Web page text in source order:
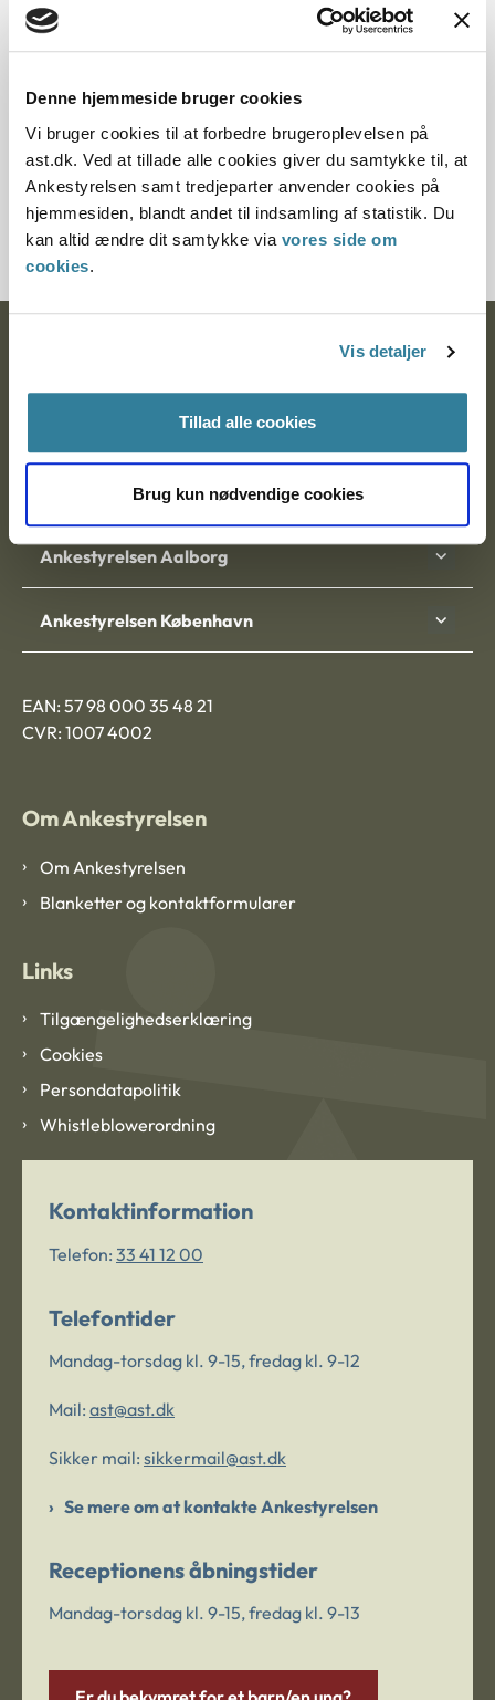
Denne hjemmeside bruger cookies
Vi bruger cookies til at forbedre brugeroplevelsen på
ast.dk. Ved at tillade alle cookies giver du samtykke til, at
Ankestyrelsen samt tredjeparter anvender cookies på
hjemmesiden, blandt andet til indsamling af statistik. Du
kan altid ændre dit samtykke via vores side om
cookies.
Vis detaljer
Tillad alle cookies
Brug kun nødvendige cookies
06.02.2014
Journalnummer
20778-85
Postadresse:
9000 Aalborg
Ankestyrelsen Aalborg
Ankestyrelsen København
EAN: 57 98 000 35 48 21
CVR: 1007 4002
Om Ankestyrelsen
Om Ankestyrelsen
Blanketter og kontaktformularer
Links
Tilgængelighedserklæring
Cookies
Persondatapolitik
Whistleblowerordning
Kontaktinformation
Telefon: 33 41 12 00
Telefontider
Mandag-torsdag kl. 9-15, fredag kl. 9-12
Mail: ast@ast.dk
Sikker mail: sikkermail@ast.dk
Se mere om at kontakte Ankestyrelsen
Receptionens åbningstider
Mandag-torsdag kl. 9-15, fredag kl. 9-13